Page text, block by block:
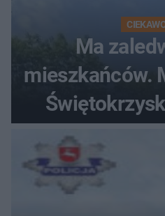
Ma
mieszkańców.
zabytki,